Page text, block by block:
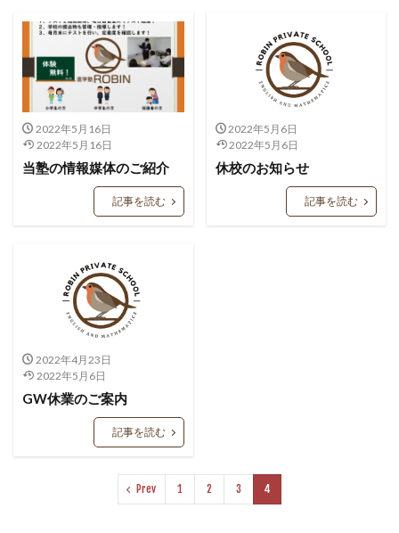
2022年5月16日
2022年5月16日
当塾の情報媒体のご紹介
記事を読む
2022年5月6日
2022年5月6日
休校のお知らせ
記事を読む
2022年4月23日
2022年5月6日
GW休業のご案内
記事を読む
Prev 1 2 3 4